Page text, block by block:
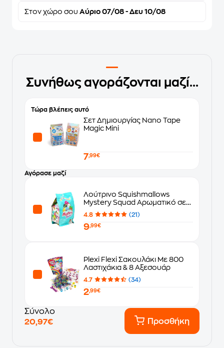
Στον χώρο σου Αύριο 07/08 - Δευ 10/08
Συνήθως αγοράζονται μαζί...
Τώρα βλέπεις αυτό
Σετ Δημιουργίας Nano Tape
Magic Mini
7,99€
Αγόρασε μαζί
Λούτρινο Squishmallows
Mystery Squad Αρωματικό σε
Σακουλάκι Έκπληξη σε 6 Σχέδια
(13cm) - Τυχαία Επιλογή
Σχεδίου
4.8 (21)
9,99€
Plexi Flexi Σακουλάκι Με 800
Λαστιχάκια & 8 Αξεσουάρ
4.7 (34)
2,99€
Σύνολο
20,97€
Προσθήκη